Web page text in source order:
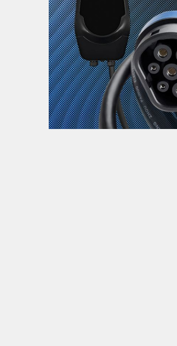
Impressum
Igor Kreč - UmPaDrum
Igor Kukec Brmbi
Slaven Gajdek
MTC - Moto Tour Croatia
Moto putopisi
Vikend vožnje
Zanimljivost